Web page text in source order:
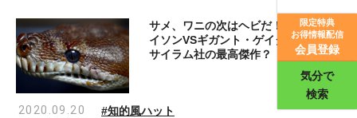
映画評価
限定特典
お得情報配信
会員登録
気分で
検索
サメ、ワニの次はヘビだ！『メガ・パ
イソンVSギガント・ゲイター』はア
サイラム社の最高傑作？
2020.09.20 #知的風ハット